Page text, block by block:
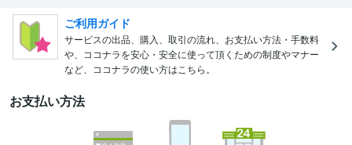
ご利用ガイド
サービスの出品、購入、取引の流れ、お支払い方法・手数料
や、ココナラを安心・安全に使って頂くための制度やマナー
など、ココナラの使い方はこちら。
お支払い方法